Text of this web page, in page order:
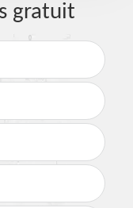
gratuit